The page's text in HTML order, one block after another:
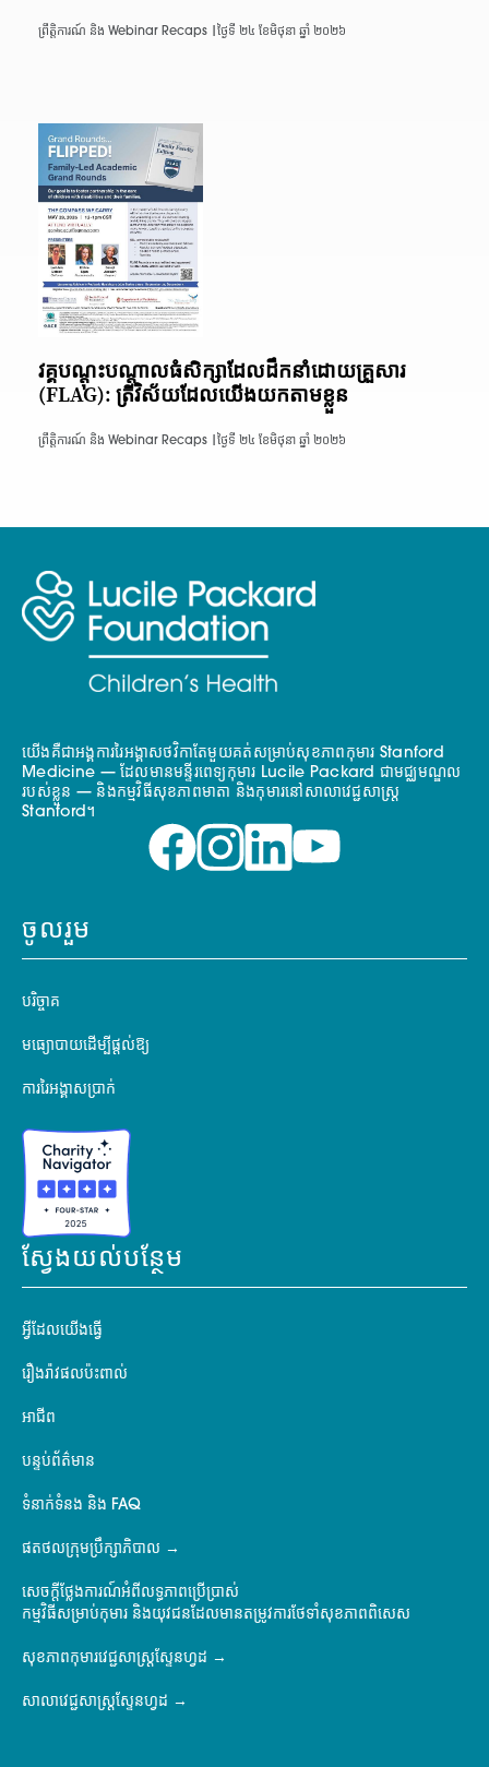
ព្រឹត្តិការណ៍ និង Webinar Recaps | ថ្ងៃទី ២៤ ខែមិថុនា ឆ្នាំ ២០២៦
វគ្គបណ្តុះបណ្តាលធំសិក្សាដែលដឹកនាំដោយគ្រួសារ
(FLAG): ត្រីវិស័យដែលយើងយកតាមខ្លួន
ព្រឹត្តិការណ៍ និង Webinar Recaps | ថ្ងៃទី ២៤ ខែមិថុនា ឆ្នាំ ២០២៦
យើងគឺជាអង្គការរៃអង្គាសថវិកាតែមួយគត់សម្រាប់សុខភាពកុមារ Stanford
Medicine — ដែលមានមន្ទីរពេទ្យកុមារ Lucile Packard ជាមជ្ឈមណ្ឌល
របស់ខ្លួន — និងកម្មវិធីសុខភាពមាតា និងកុមារនៅសាលាវេជ្ជសាស្ត្រ
Stanford។
ចូលរួម
បរិច្ចាគ
មធ្យោបាយដើម្បីផ្តល់ឱ្យ
ការរៃអង្គាសប្រាក់
ស្វែងយល់បន្ថែម
អ្វីដែលយើងធ្វើ
រឿងរ៉ាវផលប៉ះពាល់
អាជីព
បន្ទប់ព័ត៌មាន
ទំនាក់ទំនង និង FAQ
ផតថលក្រុមប្រឹក្សាភិបាល
សេចក្តីថ្លែងការណ៍អំពីលទ្ធភាពប្រើប្រាស់
កម្មវិធីសម្រាប់កុមារ និងយុវជនដែលមានតម្រូវការថែទាំសុខភាពពិសេស
សុខភាពកុមារវេជ្ជសាស្ត្រស្ទែនហ្វដ
សាលាវេជ្ជសាស្ត្រស្ទែនហ្វដ